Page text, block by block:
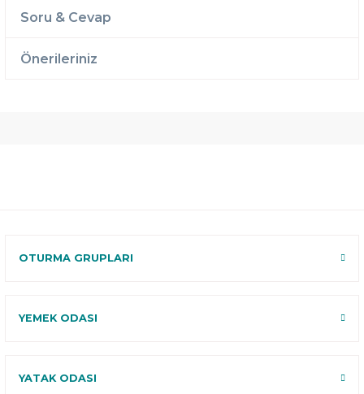
Soru & Cevap
Önerileriniz
OTURMA GRUPLARI
YEMEK ODASI
YATAK ODASI